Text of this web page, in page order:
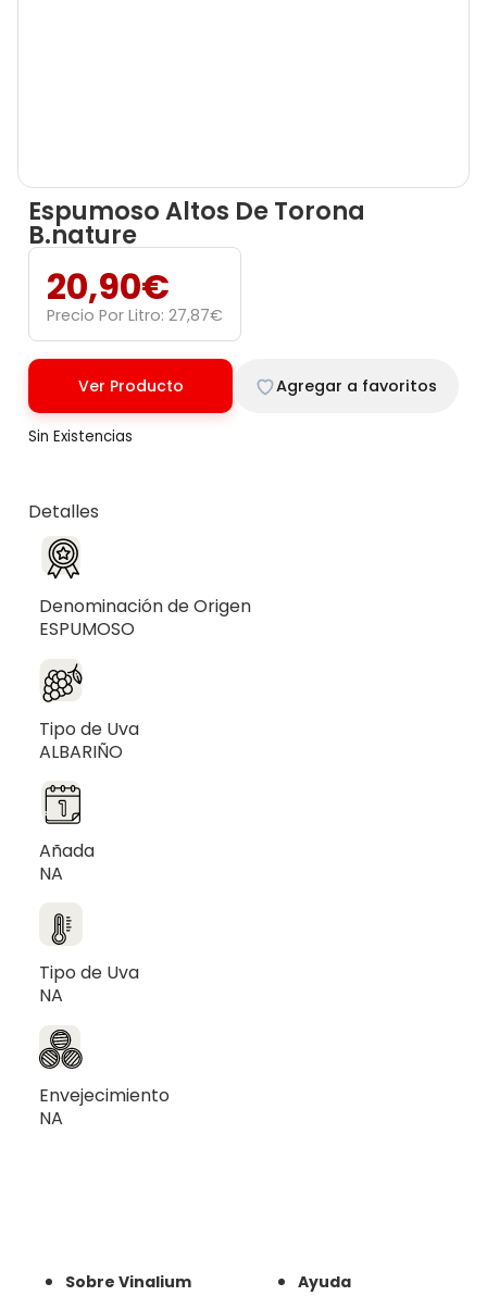
Espumoso Altos De Torona
B.nature
20,90€
Precio Por Litro: 27,87€
Ver Producto Agregar a favoritos
Sin Existencias
Detalles
Denominación de Origen
ESPUMOSO
Tipo de Uva
ALBARIÑO
Añada
NA
Tipo de Uva
NA
Envejecimiento
NA
Sobre Vinalium
Ayuda